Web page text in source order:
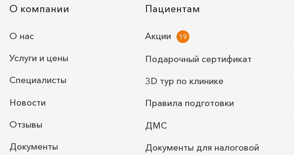
О компании
О нас
Услуги и цены
Специалисты
Новости
Отзывы
Документы
Пациентам
Акции
Подарочный сертификат
3D тур по клинике
Правила подготовки
ДМС
Документы для налоговой